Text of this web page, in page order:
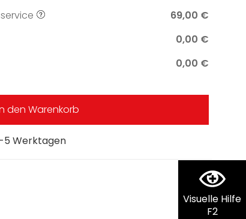
Visuelle Hilfe
F2
5 Werktagen
69,00 €
0,00 €
0,00 €
den Warenkorb